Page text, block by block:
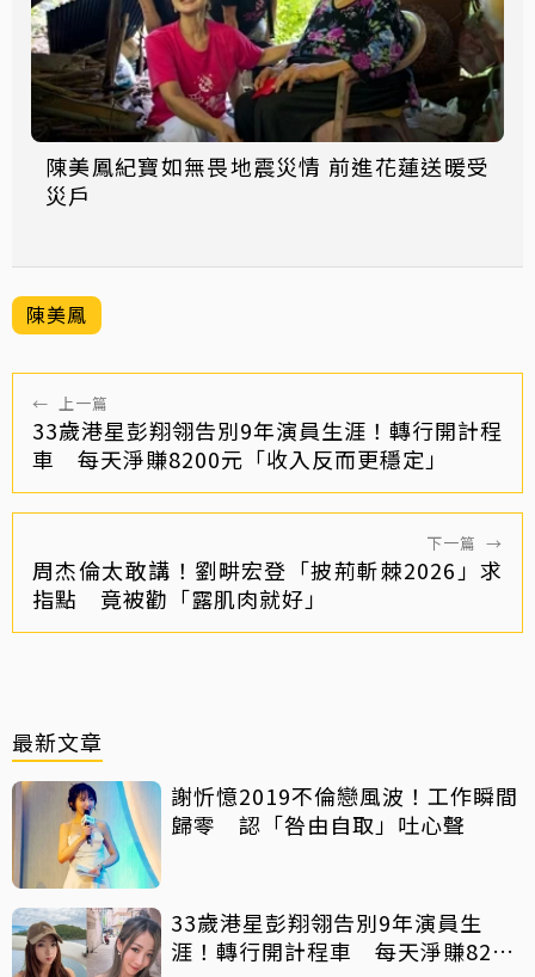
陳美鳳紀寶如無畏地震災情 前進花蓮送暖受
災戶
陳美鳳
← 上一篇
33歲港星彭翔翎告別9年演員生涯！轉行開計程
車 每天淨賺8200元「收入反而更穩定」
下一篇 →
周杰倫太敢講！劉畊宏登「披荊斬棘2026」求
指點 竟被勸「露肌肉就好」
最新文章
謝忻憶2019不倫戀風波！工作瞬間
歸零 認「咎由自取」吐心聲
33歲港星彭翔翎告別9年演員生
涯！轉行開計程車 每天淨賺8200